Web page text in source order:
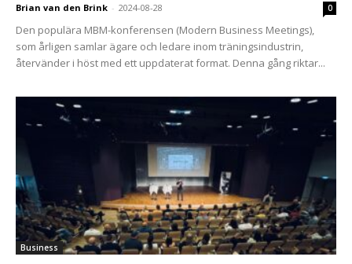
Brian van den Brink - 2024-08-28 0
Den populära MBM-konferensen (Modern Business Meetings),
som årligen samlar ägare och ledare inom träningsindustrin,
återvänder i höst med ett uppdaterat format. Denna gång riktar...
Business